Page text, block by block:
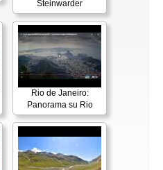
Steinwarder
Rio de Janeiro:
Panorama su Rio